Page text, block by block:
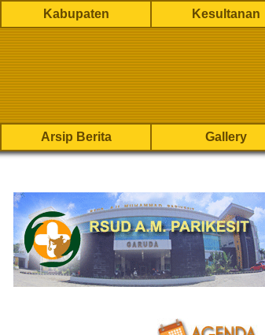
Kabupaten Kesultanan
Arsip Berita Gallery